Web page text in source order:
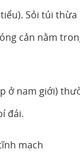
Sỏi túi thừa
cản nằm
ở nam giới)
đái.
mạch